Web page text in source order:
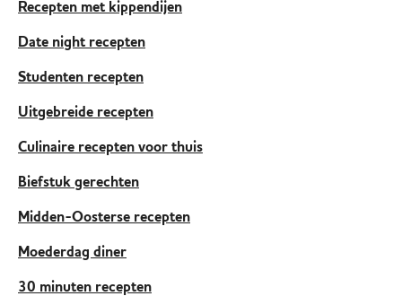
Recepten met kippendijen
Date night recepten
Studenten recepten
Uitgebreide recepten
Culinaire recepten voor thuis
Biefstuk gerechten
Midden-Oosterse recepten
Moederdag diner
30 minuten recepten